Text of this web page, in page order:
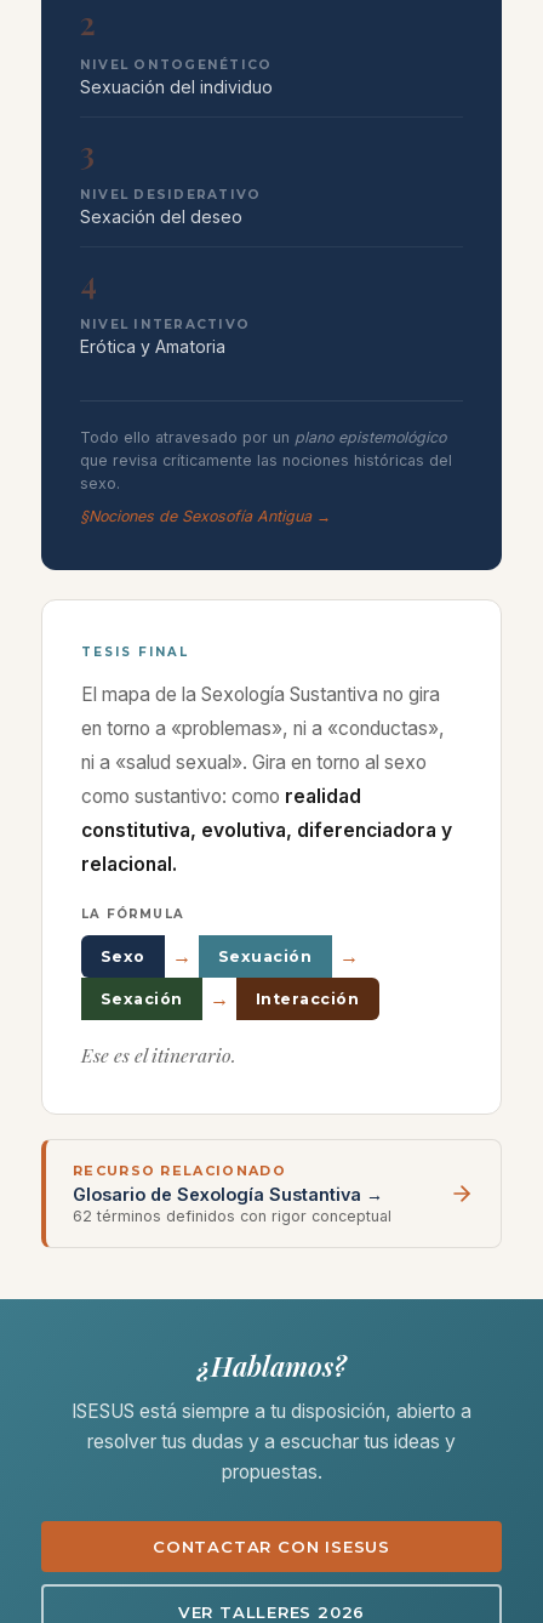
2
NIVEL ONTOGENÉTICO
Sexuación del individuo
3
NIVEL DESIDERATIVO
Sexación del deseo
4
NIVEL INTERACTIVO
Erótica y Amatoria
Todo ello atravesado por un plano epistemológico
que revisa críticamente las nociones históricas del
sexo.
§Nociones de Sexosofía Antigua →
TESIS FINAL
El mapa de la Sexología Sustantiva no gira
en torno a «problemas», ni a «conductas»,
ni a «salud sexual». Gira en torno al sexo
como sustantivo: como realidad
constitutiva, evolutiva, diferenciadora y
relacional.
LA FÓRMULA
Sexo → Sexuación →
Sexación → Interacción
Ese es el itinerario.
RECURSO RELACIONADO
Glosario de Sexología Sustantiva →
62 términos definidos con rigor conceptual
¿Hablamos?
ISESUS está siempre a tu disposición, abierto a
resolver tus dudas y a escuchar tus ideas y
propuestas.
CONTACTAR CON ISESUS
VER TALLERES 2026